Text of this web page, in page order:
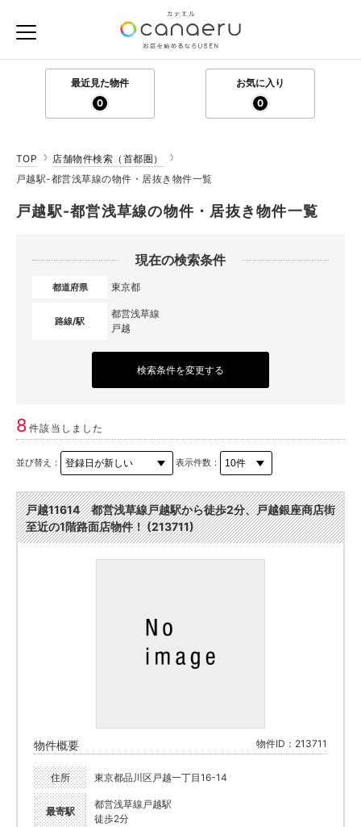
最近見た物件
0
お気に入り
0
TOP
店舗物件検索（首都圏）
戸越駅-都営浅草線の物件・居抜き物件一覧
戸越駅-都営浅草線の物件・居抜き物件一覧
現在の検索条件
都道府県 東京都
路線/駅
都営浅草線
戸越
検索条件を変更する
8件該当しました
並び替え： 表示件数：
戸越11614 都営浅草線戸越駅から徒歩2分、戸越銀座商店街
至近の1階路面店物件！ (213711)
物件概要 物件ID：213711
住所 東京都品川区戸越一丁目16-14
最寄駅
都営浅草線戸越駅
徒歩2分